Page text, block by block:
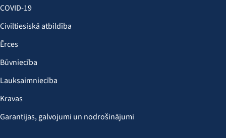
COVID-19
Civiltiesiskā atbildība
Ērces
Būvniecība
Lauksaimniecība
Kravas
Garantijas, galvojumi un nodrošinājumi